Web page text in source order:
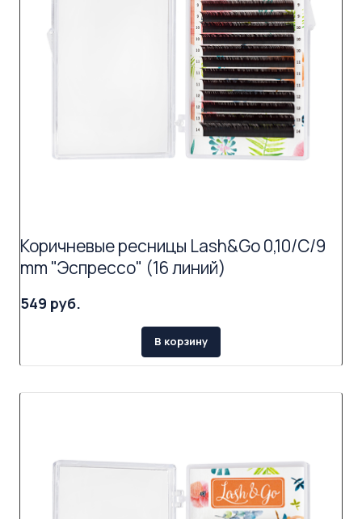
Коричневые ресницы Lash&Go 0,10/C/9
mm "Эспрессо" (16 линий)
549 руб.
В корзину